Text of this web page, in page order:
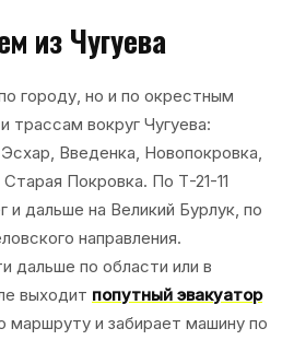
из Чугуева
городу, но и по окрестным
трассам вокруг Чугуева:
Введенка, Новопокровка,
Покровка. По Т-21-11
дальше на Великий Бурлук, по
направления.
дальше по области или в
выходит попутный эвакуатор
и забирает машину по